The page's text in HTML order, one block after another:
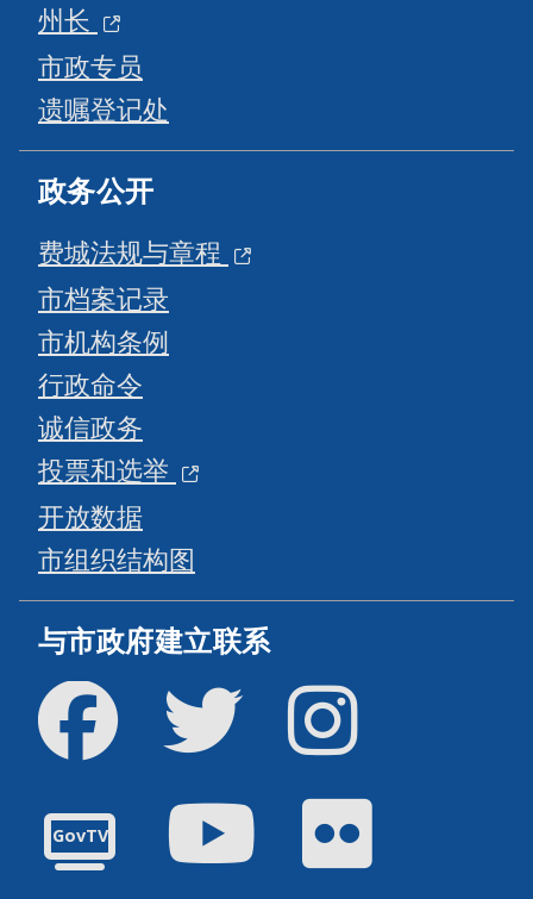
州长
市政专员
遗嘱登记处
政务公开
费城法规与章程
市档案记录
市机构条例
行政命令
诚信政务
投票和选举
开放数据
市组织结构图
与市政府建立联系
Facebook Twitter
GovTV
油管